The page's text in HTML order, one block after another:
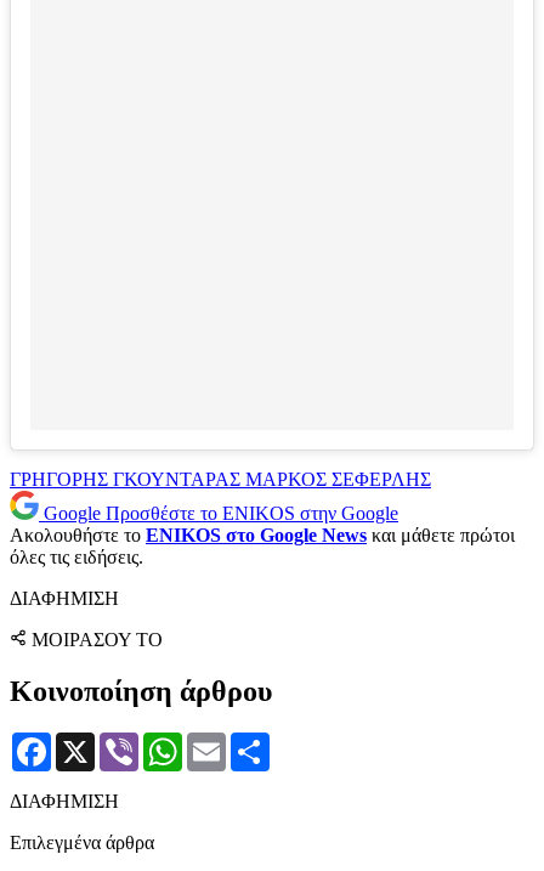
ΓΡΗΓΟΡΗΣ ΓΚΟΥΝΤΑΡΑΣ ΜΑΡΚΟΣ ΣΕΦΕΡΛΗΣ
Google Προσθέστε το ENIKOS στην Google
Ακολουθήστε το ENIKOS στο Google News και μάθετε πρώτοι
όλες τις ειδήσεις.
ΔΙΑΦΗΜΙΣΗ
ΜΟΙΡΑΣΟΥ ΤΟ
Κοινοποίηση άρθρου
Facebook
X Viber WhatsApp
Email
ΔΙΑΦΗΜΙΣΗ
Επιλεγμένα άρθρα